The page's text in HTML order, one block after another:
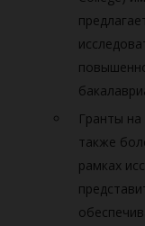
Гранты
также
рамках